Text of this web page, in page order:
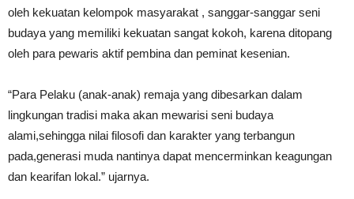
oleh kekuatan kelompok masyarakat , sanggar-sanggar seni
budaya yang memiliki kekuatan sangat kokoh, karena ditopang
oleh para pewaris aktif pembina dan peminat kesenian.
“Para Pelaku (anak-anak) remaja yang dibesarkan dalam
lingkungan tradisi maka akan mewarisi seni budaya
alami,sehingga nilai filosofi dan karakter yang terbangun
pada,generasi muda nantinya dapat mencerminkan keagungan
dan kearifan lokal.” ujarnya.